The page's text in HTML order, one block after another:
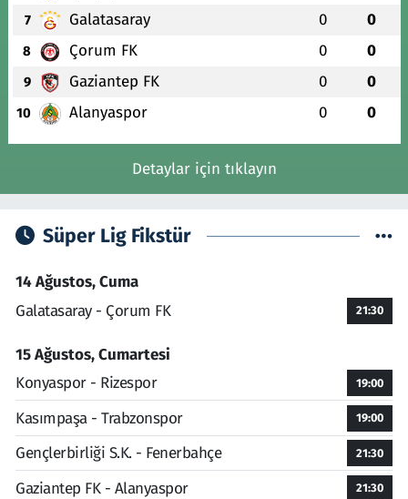
7 Galatasaray 0 0
8 Çorum FK 0 0
9 Gaziantep FK 0 0
10 Alanyaspor 0 0
Detaylar için tıklayın
Süper Lig Fikstür
14 Ağustos, Cuma
Galatasaray - Çorum FK
21:30
15 Ağustos, Cumartesi
Konyaspor - Rizespor
19:00
Kasımpaşa - Trabzonspor 19:00
Gençlerbirliği S.K. - Fenerbahçe 21:30
Gaziantep FK - Alanyaspor 21:30